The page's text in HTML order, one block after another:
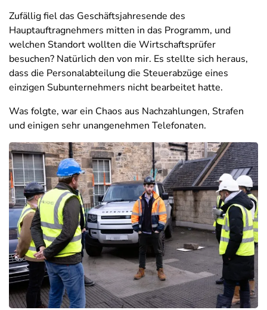
Zufällig fiel das Geschäftsjahresende des
Hauptauftragnehmers mitten in das Programm, und
welchen Standort wollten die Wirtschaftsprüfer
besuchen? Natürlich den von mir. Es stellte sich heraus,
dass die Personalabteilung die Steuerabzüge eines
einzigen Subunternehmers nicht bearbeitet hatte.
Was folgte, war ein Chaos aus Nachzahlungen, Strafen
und einigen sehr unangenehmen Telefonaten.